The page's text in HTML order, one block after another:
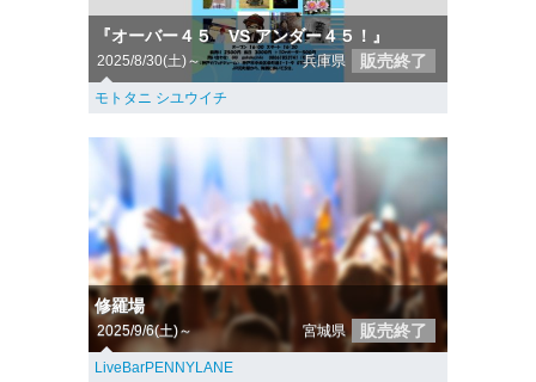
『オーバー４５ VS アンダー４５！』
2025/8/30(土)～ 兵庫県 販売終了
モトタニ シユウイチ
修羅場
2025/9/6(土)～ 宮城県 販売終了
LiveBarPENNYLANE